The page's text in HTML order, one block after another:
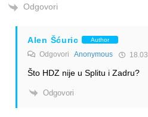
Odgovori
Alen Šćuric Author
Odgovori Anonymous
Što HDZ nije u Splitu i Zadru?
Odgovori